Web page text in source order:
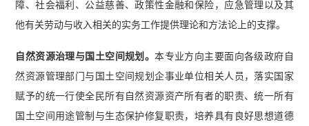
障、社会福利、公益慈善、政策性金融和保险，应急管理以及其
他有关劳动与收入相关的实务工作提供理论和方法论上的支撑。
自然资源治理与国土空间规划。本专业方向主要面向各级政府自
然资源管理部门与国土空间规划企事业单位相关人员，落实国家
赋予的统一行使全民所有自然资源资产所有者的职责、统一所有
国土空间用途管制与生态保护修复职责，培养具有良好思想道德